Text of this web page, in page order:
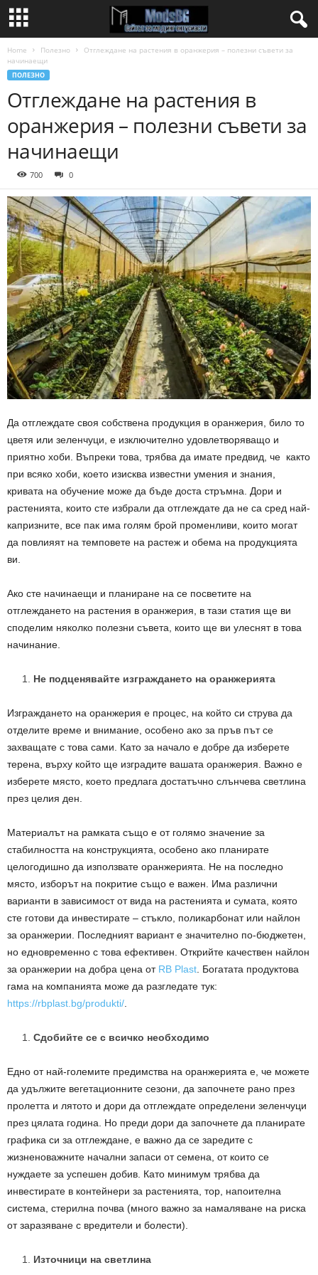
Home Полезно
Отглеждане на растения в оранжерия – полезни съвети за
начинаещи
ПОЛЕЗНО
Отглеждане на растения в
оранжерия – полезни съвети за
начинаещи
700 0
Да отглеждате своя собствена продукция в оранжерия, било то
цветя или зеленчуци, е изключително удовлетворяващо и
приятно хоби. Въпреки това, трябва да имате предвид, че както
при всяко хоби, което изисква известни умения и знания,
кривата на обучение може да бъде доста стръмна. Дори и
растенията, които сте избрали да отглеждате да не са сред най-
капризните, все пак има голям брой променливи, които могат
да повлияят на темповете на растеж и обема на продукцията
ви.
Ако сте начинаещи и планиране на се посветите на
отглеждането на растения в оранжерия, в тази статия ще ви
споделим няколко полезни съвета, които ще ви улеснят в това
начинание.
Не подценявайте изграждането на оранжерията
Изграждането на оранжерия е процес, на който си струва да
отделите време и внимание, особено ако за пръв път се
захващате с това сами. Като за начало е добре да изберете
терена, върху който ще изградите вашата оранжерия. Важно е
изберете място, което предлага достатъчно слънчева светлина
през целия ден.
Материалът на рамката също е от голямо значение за
стабилността на конструкцията, особено ако планирате
целогодишно да използвате оранжерията. Не на последно
място, изборът на покритие също е важен. Има различни
варианти в зависимост от вида на растенията и сумата, която
сте готови да инвестирате – стъкло, поликарбонат или найлон
за оранжерии. Последният вариант е значително по-бюджетен,
но едновременно с това ефективен. Открийте качествен найлон
за оранжерии на добра цена от RB Plast . Богатата продуктова
гама на компанията може да разгледате тук:
https://rbplast.bg/produkti/
Сдобийте се с всичко необходимо
Едно от най-големите предимства на оранжерията е, че можете
да удължите вегетационните сезони, да започнете рано през
пролетта и лятото и дори да отглеждате определени зеленчуци
през цялата година. Но преди дори да започнете да планирате
графика си за отглеждане, е важно да се заредите с
жизненоважните начални запаси от семена, от които се
нуждаете за успешен добив. Като минимум трябва да
инвестирате в контейнери за растенията, тор, напоителна
система, стерилна почва (много важно за намаляване на риска
от заразяване с вредители и болести).
Източници на светлина